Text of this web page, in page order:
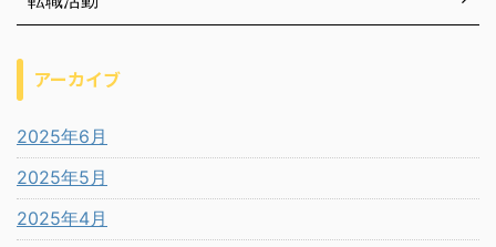
アーカイブ
2025年6月
2025年5月
2025年4月